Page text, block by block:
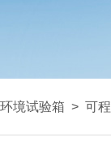
境试验箱 > 可